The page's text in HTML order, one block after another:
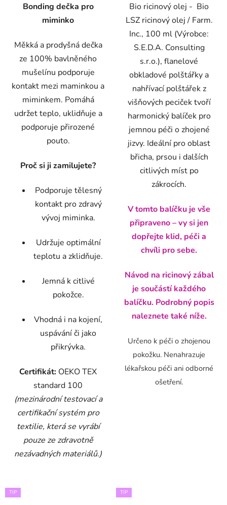
Bonding dečka pro
miminko
Měkká a prodyšná dečka
ze 100% bavlněného
mušelínu podporuje
kontakt mezi maminkou a
miminkem. Pomáhá
udržet teplo, uklidňuje a
podporuje přirozené
pouto.
Proč si ji zamilujete?
Podporuje tělesný
kontakt pro zdravý
vývoj miminka.
Udržuje optimální
teplotu a zklidňuje.
Jemná k citlivé
pokožce.
Vhodná i na kojení,
uspávání či jako
přikrývka.
Certifikát: OEKO TEX
standard 100
(mezinárodní testovací a
certifikační systém pro
textilie, která se vyrábí
pouze ze zdravotně
nezávadných materiálů.)
Bio ricinový olej - Bio
LSZ ricinový olej / Farm.
Inc., 100 ml (Výrobce:
S.E.D.A. Consulting
s.r.o.), flanelové
obkladové polštářky a
nahřívací polštářek z
višňových peciček tvoří
harmonický balíček pro
jemnou péči o zhojené
jizvy. Ideální pro oblast
břicha, prsou i dalších
citlivých míst po
zákrocích.
V tomto balíčku je vše
připraveno – vy si jen
dopřejte klid, péči a
chvíli pro sebe.
Návod na ricinový zábal
je součástí každého
balíčku. Podrobný popis
naleznete také níže.
Určeno k péči o zhojenou
pokožku. Nenahrazuje
lékařskou péči ani odborné
ošetření.
TIP TIP